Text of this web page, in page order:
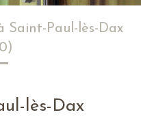
Saint-Paul-lès-Dax
lès-Dax